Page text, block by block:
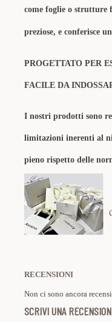
come foglie o strutture
preziose, e conferisce
PROGETTATO PER
FACILE DA
I nostri prodotti sono
limitazioni inerenti al
pieno rispetto delle
RECENSIONI
Non ci sono ancora
SCRIVI UNA